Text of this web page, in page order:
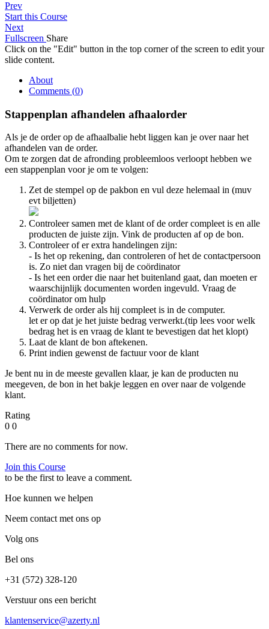
Prev
Start this Course
Next
Fullscreen Share
Click on the "Edit" button in the top corner of the screen to edit your
slide content.
About
Comments (0)
Stappenplan afhandelen afhaalorder
Als je de order op de afhaalbalie hebt liggen kan je over naar het
afhandelen van de order.
Om te zorgen dat de afronding probleemloos verloopt hebben we
een stappenplan voor je om te volgen:
Zet de stempel op de pakbon en vul deze helemaal in (muv
evt biljetten)
Controleer samen met de klant of de order compleet is en alle
producten de juiste zijn. Vink de producten af op de bon.
Controleer of er extra handelingen zijn:
- Is het op rekening, dan controleren of het de contactpersoon
is. Zo niet dan vragen bij de coördinator
- Is het een order die naar het buitenland gaat, dan moeten er
waarschijnlijk documenten worden ingevuld. Vraag de
coördinator om hulp
Verwerk de order als hij compleet is in de computer.
let er op dat je het juiste bedrag verwerkt.(tip lees voor welk
bedrag het is en vraag de klant te bevestigen dat het klopt)
Laat de klant de bon aftekenen.
Print indien gewenst de factuur voor de klant
Je bent nu in de meeste gevallen klaar, je kan de producten nu
meegeven, de bon in het bakje leggen en over naar de volgende
klant.
Rating
0 0
There are no comments for now.
Join this Course
to be the first to leave a comment.
Hoe kunnen we helpen
Neem contact met ons op
Volg ons
Bel ons
+31 (572) 328-120
Verstuur ons een bericht
klantenservice@azerty.nl